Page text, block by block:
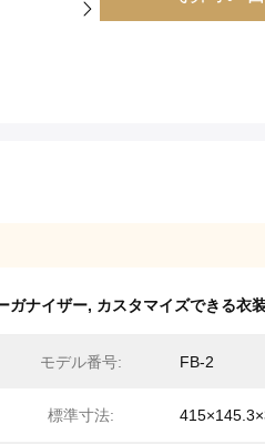
ガナイザー, カスタマイズできる衣
モデル番号: FB-2
標準寸法: